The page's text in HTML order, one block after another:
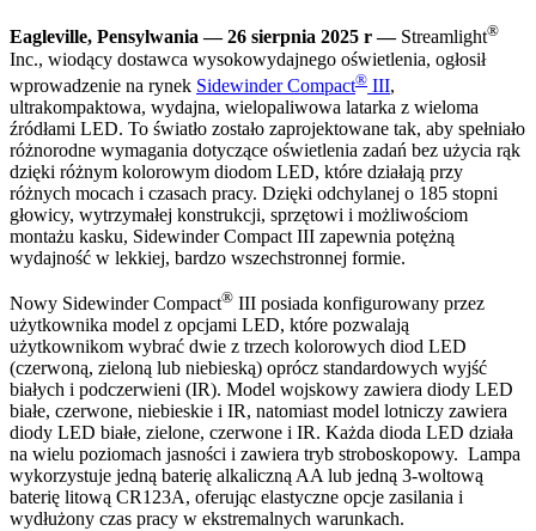
Eagleville, Pensylwania — 26 sierpnia 2025 r —Streamlight®
Inc., wiodący dostawca wysokowydajnego oświetlenia, ogłosił
wprowadzenie na rynek Sidewinder Compact® III,
ultrakompaktowa, wydajna, wielopaliwowa latarka z wieloma
źródłami LED. To światło zostało zaprojektowane tak, aby spełniało
różnorodne wymagania dotyczące oświetlenia zadań bez użycia rąk
dzięki różnym kolorowym diodom LED, które działają przy
różnych mocach i czasach pracy. Dzięki odchylanej o 185 stopni
głowicy, wytrzymałej konstrukcji, sprzętowi i możliwościom
montażu kasku, Sidewinder Compact III zapewnia potężną
wydajność w lekkiej, bardzo wszechstronnej formie.
Nowy Sidewinder Compact® III posiada konfigurowany przez
użytkownika model z opcjami LED, które pozwalają
użytkownikom wybrać dwie z trzech kolorowych diod LED
(czerwoną, zieloną lub niebieską) oprócz standardowych wyjść
białych i podczerwieni (IR). Model wojskowy zawiera diody LED
białe, czerwone, niebieskie i IR, natomiast model lotniczy zawiera
diody LED białe, zielone, czerwone i IR. Każda dioda LED działa
na wielu poziomach jasności i zawiera tryb stroboskopowy. Lampa
wykorzystuje jedną baterię alkaliczną AA lub jedną 3-woltową
baterię litową CR123A, oferując elastyczne opcje zasilania i
wydłużony czas pracy w ekstremalnych warunkach.